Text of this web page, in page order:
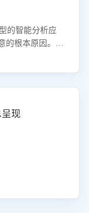
的智能分析应
的根本原因。该
提供可落地的改
量。
现